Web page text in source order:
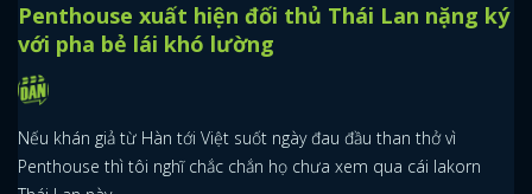
Penthouse xuất hiện đối thủ Thái Lan nặng ký
với pha bẻ lái khó lường
Nếu khán giả từ Hàn tới Việt suốt ngày đau đầu than thở vì
Penthouse thì tôi nghĩ chắc chắn họ chưa xem qua cái lakorn